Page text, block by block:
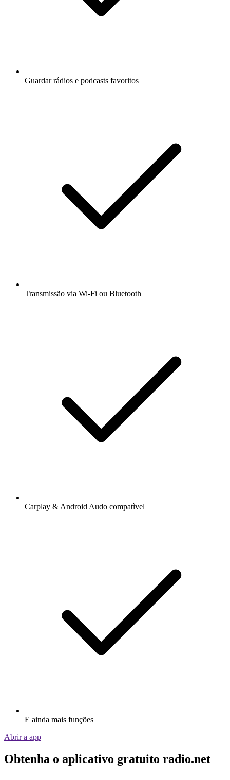
Guardar rádios e podcasts favoritos
Transmissão via Wi-Fi ou Bluetooth
Carplay & Android Audo compatìvel
E ainda mais funções
Abrir a app
Obtenha o aplicativo gratuito radio.net